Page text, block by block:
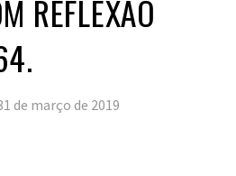
REFLEXÃO
de março de 2019